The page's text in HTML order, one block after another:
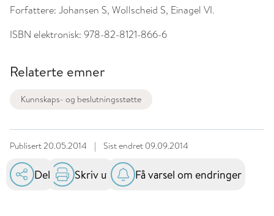
Forfattere: Johansen S, Wollscheid S, Einagel VI.
ISBN elektronisk: 978-82-8121-866-6
Relaterte emner
Kunnskaps- og beslutningsstøtte
Publisert20.05.2014 | Sist endret 09.09.2014
Del Skriv ut Få varsel om endringer